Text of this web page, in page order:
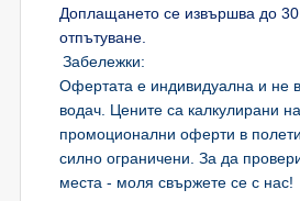
Доплащането се извършва до
отпътуване.
Забележки:
Офертата е индивидуална и не
водач. Цените са калкулирани
промоционални оферти в
силно ограничени. За да
места - моля свържете се с нас!